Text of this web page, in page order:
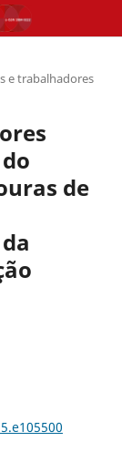
e trabalhadores
de